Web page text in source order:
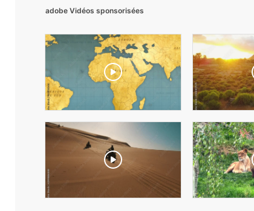
adobe Vidéos sponsorisées